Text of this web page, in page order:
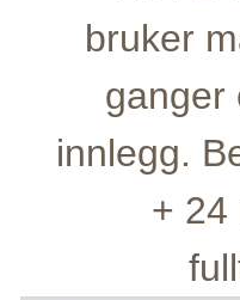
bruker
ganger
innlegg.
+ 24